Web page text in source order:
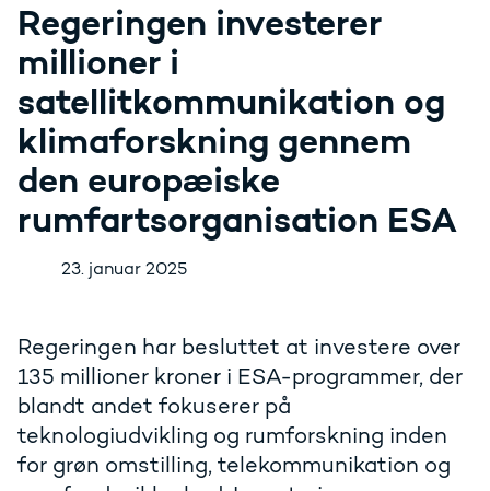
Regeringen investerer
millioner i
satellitkommunikation og
klimaforskning gennem
den europæiske
rumfartsorganisation ESA
23. januar 2025
Regeringen har besluttet at investere over
135 millioner kroner i ESA-programmer, der
blandt andet fokuserer på
teknologiudvikling og rumforskning inden
for grøn omstilling, telekommunikation og